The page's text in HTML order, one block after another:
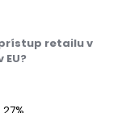
retailu v